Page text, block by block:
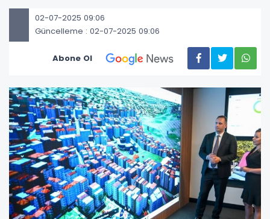
02-07-2025 09:06
Güncelleme : 02-07-2025 09:06
Abone Ol